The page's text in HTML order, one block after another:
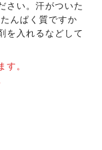
さい。汗がついた
んぱく質ですか
を入れるなどして
す。